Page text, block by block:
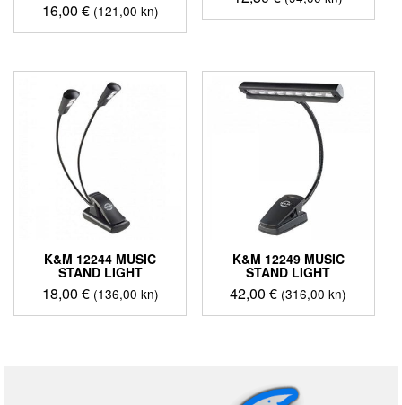
16,00 € (121,00 kn)
K&M 12244 MUSIC
STAND LIGHT
18,00 € (136,00 kn)
K&M 12249 MUSIC
STAND LIGHT
42,00€ (316,00 kn)